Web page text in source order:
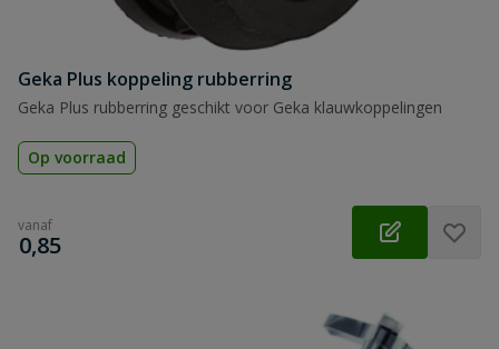
Geka Plus koppeling rubberring
Geka Plus rubberring geschikt voor Geka klauwkoppelingen
Op voorraad
vanaf
€
0,85